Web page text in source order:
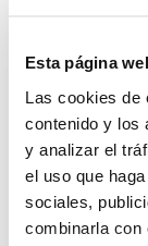
Esta página
Las cookies de
contenido y los
y analizar el
el uso que
sociales,
combinarla con
PUENTE
Un puente